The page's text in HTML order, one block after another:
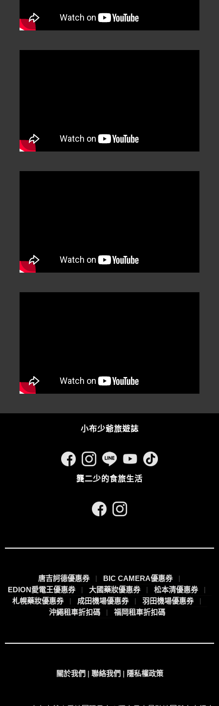
小布少爺旅遊誌
龔二少的食旅生活
唐吉訶德優惠券
BIC CAMERA優惠券
EDION愛電王優惠券
大國藥妝優惠券
松本清優惠券
札幌藥妝優惠券
成田機場優惠券
羽田機場優惠券
沖繩租車折扣碼
福岡租車折扣碼
關於我們 | 聯絡我們 | 隱私權政策